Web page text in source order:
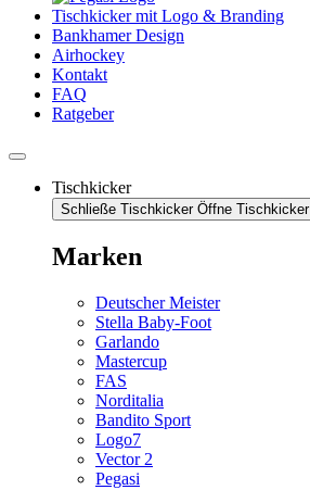
Tischkicker mit Logo & Branding
Bankhamer Design
Airhockey
Kontakt
FAQ
Ratgeber
Tischkicker
Schließe Tischkicker Öffne Tischkicker
Marken
Deutscher Meister
Stella Baby-Foot
Garlando
Mastercup
FAS
Norditalia
Bandito Sport
Logo7
Vector 2
Pegasi